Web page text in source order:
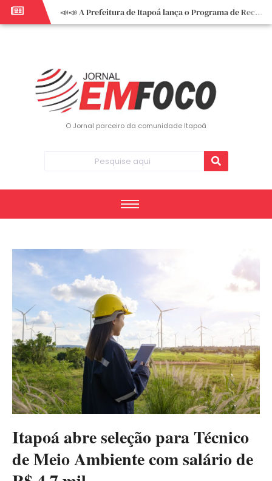
📣📣 A Prefeitura de Itapoá lança o Programa de Recuperação Fiscal (REFIS).
📢 Empreendedor do turismo, esta oportunidade é para você! Itapoá – SC.
O Jornal parceiro da comunidade Itapoá
Itapoá abre seleção para Técnico
de Meio Ambiente com salário de